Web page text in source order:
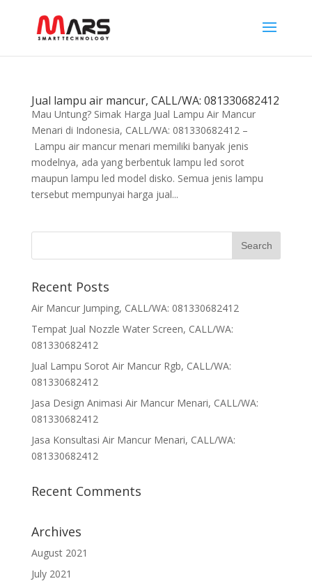
Jual lampu air mancur, CALL/WA: 081330682412
Mau Untung? Simak Harga Jual Lampu Air Mancur
Menari di Indonesia, CALL/WA: 081330682412 –
Lampu air mancur menari memiliki banyak jenis
modelnya, ada yang berbentuk lampu led sorot
maupun lampu led model disko. Semua jenis lampu
tersebut mempunyai harga jual...
Recent Posts
Air Mancur Jumping, CALL/WA: 081330682412
Tempat Jual Nozzle Water Screen, CALL/WA:
081330682412
Jual Lampu Sorot Air Mancur Rgb, CALL/WA:
081330682412
Jasa Design Animasi Air Mancur Menari, CALL/WA:
081330682412
Jasa Konsultasi Air Mancur Menari, CALL/WA:
081330682412
Recent Comments
Archives
August 2021
July 2021